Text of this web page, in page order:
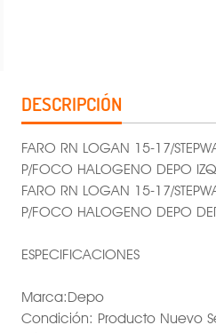
DESCRIPCIÓN
FARO RN LOGAN 15-17/
P/FOCO HALOGENO DEPO IZQ
FARO RN LOGAN 15-17/
P/FOCO HALOGENO DEPO
ESPECIFICACIONES
Marca:Depo
Condición: Producto Nuevo